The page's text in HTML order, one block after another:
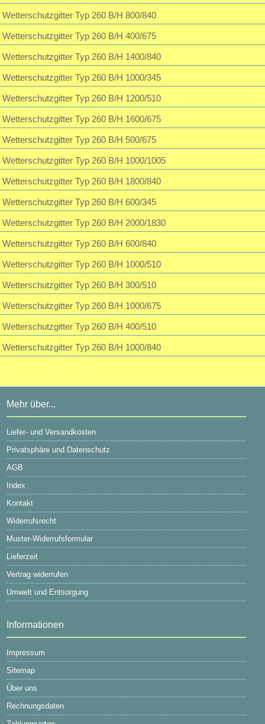
Wetterschutzgitter Typ 260 B/H 800/840
Wetterschutzgitter Typ 260 B/H 400/675
Wetterschutzgitter Typ 260 B/H 1400/840
Wetterschutzgitter Typ 260 B/H 1000/345
Wetterschutzgitter Typ 260 B/H 1200/510
Wetterschutzgitter Typ 260 B/H 1600/675
Wetterschutzgitter Typ 260 B/H 500/675
Wetterschutzgitter Typ 260 B/H 1000/1005
Wetterschutzgitter Typ 260 B/H 1800/840
Wetterschutzgitter Typ 260 B/H 600/345
Wetterschutzgitter Typ 260 B/H 2000/1830
Wetterschutzgitter Typ 260 B/H 600/840
Wetterschutzgitter Typ 260 B/H 1000/510
Wetterschutzgitter Typ 260 B/H 300/510
Wetterschutzgitter Typ 260 B/H 1000/675
Wetterschutzgitter Typ 260 B/H 400/510
Wetterschutzgitter Typ 260 B/H 1000/840
Mehr über...
Liefer- und Versandkosten
Privatsphäre und Datenschutz
AGB
Index
Kontakt
Widerrufsrecht
Muster-Widerrufsformular
Lieferzeit
Vertrag widerrufen
Umwelt und Entsorgung
Informationen
Impressum
Sitemap
Über uns
Rechnungsdaten